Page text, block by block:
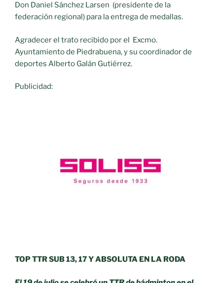
Don Daniel Sánchez Larsen (presidente de la
federación regional) para la entrega de medallas.
Agradecer el trato recibido por el Excmo.
Ayuntamiento de Piedrabuena, y su coordinador de
deportes Alberto Galán Gutiérrez.
Publicidad:
TOP TTR SUB 13, 17 Y ABSOLUTA EN LA RODA